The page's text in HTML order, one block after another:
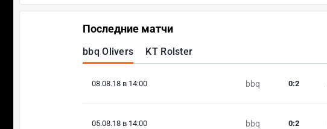
Последние матчи
bbq Olivers KT Rolster
08.08.18 в 14:00 bbq 0:2
05.08.18 в 14:00 bbq 0:2